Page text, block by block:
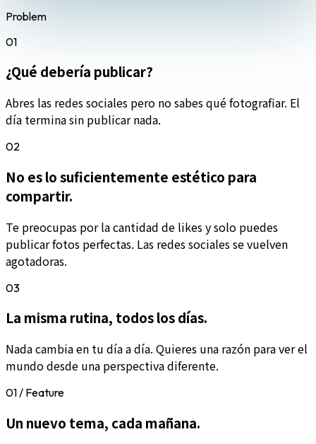
Problem
01
¿Qué debería publicar?
Abres las redes sociales pero no sabes qué fotografiar. El
día termina sin publicar nada.
02
No es lo suficientemente estético para
compartir.
Te preocupas por la cantidad de likes y solo puedes
publicar fotos perfectas. Las redes sociales se vuelven
agotadoras.
03
La misma rutina, todos los días.
Nada cambia en tu día a día. Quieres una razón para ver el
mundo desde una perspectiva diferente.
01 / Feature
Un nuevo tema, cada mañana.